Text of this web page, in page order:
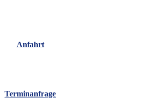
Anfahrt
Terminanfrage